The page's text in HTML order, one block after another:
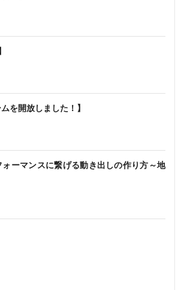
を開放しました！】
ォーマンスに繋げる動き出しの作り方～地